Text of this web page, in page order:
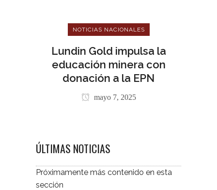
NOTICIAS NACIONALES
Lundin Gold impulsa la
educación minera con
donación a la EPN
mayo 7, 2025
ÚLTIMAS NOTICIAS
Próximamente más contenido en esta
sección